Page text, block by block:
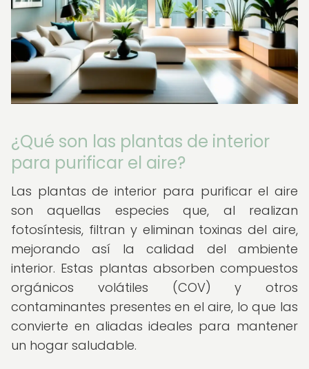
¿Qué son las plantas de interior
para purificar el aire?
Las plantas de interior para purificar el aire
son aquellas especies que, al realizan
fotosíntesis, filtran y eliminan toxinas del aire,
mejorando así la calidad del ambiente
interior. Estas plantas absorben compuestos
orgánicos volátiles (COV) y otros
contaminantes presentes en el aire, lo que las
convierte en aliadas ideales para mantener
un hogar saludable.